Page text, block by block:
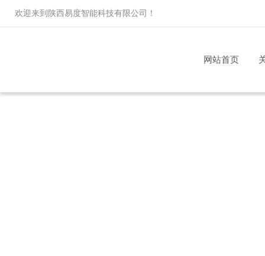
欢迎来到 陕西易度智能科技有限公司 ！
网站首页